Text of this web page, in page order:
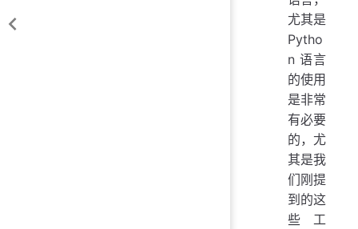
尤其是
Pytho
n 语言
的使用
是非常
有必要
的，尤
其是我
们刚提
到的这
些工